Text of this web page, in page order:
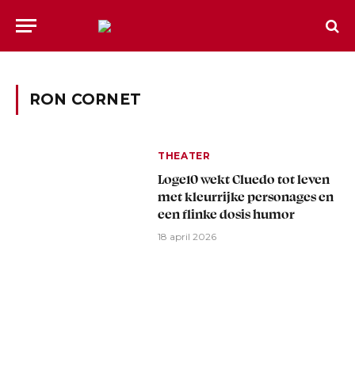
RON CORNET
THEATER
Loge10 wekt Cluedo tot leven
met kleurrijke personages en
een flinke dosis humor
18 april 2026